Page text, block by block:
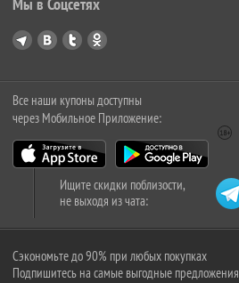
Мы в Соцсетях
Все наши купоны доступны
через Мобильное Приложение:
Ищите скидки поблизости,
не выходя из чата:
Сэкономьте до 90% при любых покупках
Подпишитесь на самые выгодные предложения